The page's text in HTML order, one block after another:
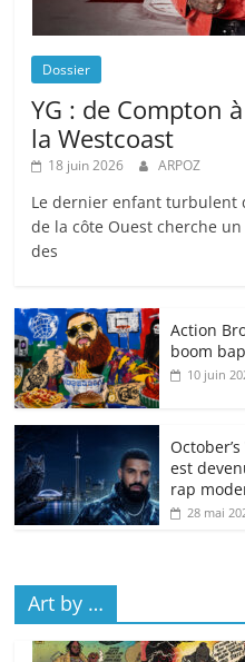
Dossier
YG : de Compton
la Westcoast
18 juin 2026 ARPOZ
Le dernier enfant turbulent
de la côte Ouest cherche
des
Action
boom bap
10 juin
est
rap
28 mai
Art by …